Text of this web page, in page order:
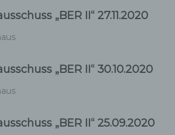
„BER II“ 27.11.2020
„BER II“ 30.10.2020
„BER II“ 25.09.2020